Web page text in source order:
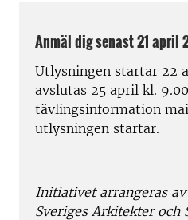
Anmäl dig senast 21 april
Utlysningen startar 22
avslutas 25 april kl.
tävlingsinformation
utlysningen startar.
Initiativet arrangeras
Sveriges Arkitekter och